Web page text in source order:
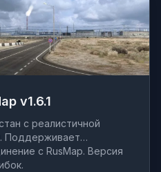
v1.6.1
с реалистичной
Поддерживает
с RusMap. Версия